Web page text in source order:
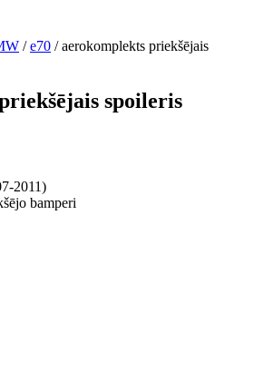
/e70 / aerokomplekts priekšējais
spoileris
2011)
bamperi